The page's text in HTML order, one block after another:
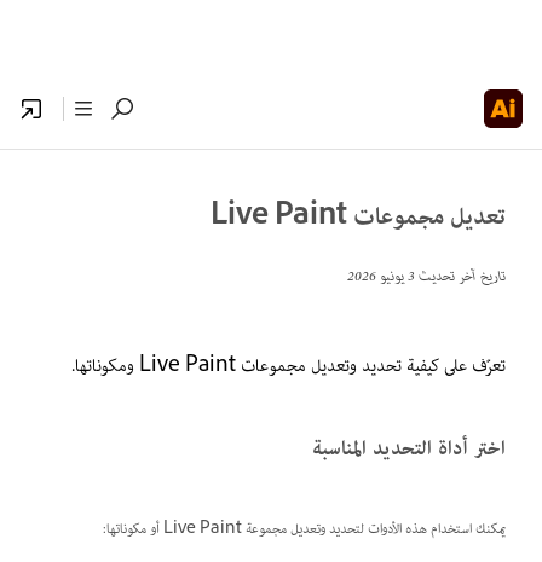
تعديل مجموعات Live Paint
تاريخ آخر تحديث3 يونيو 2026
تعرّف على كيفية تحديد وتعديل مجموعات Live Paint ومكوناتها.
اختر أداة التحديد المناسبة
يمكنك استخدام هذه الأدوات لتحديد وتعديل مجموعة Live Paint أو مكوناتها: